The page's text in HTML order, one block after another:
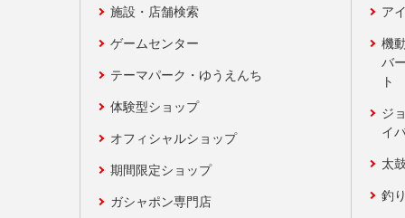
施設・店舗検索
ゲームセンター
テーマパーク・ゆうえんち
体験型ショップ
オフィシャルショップ
期間限定ショップ
ガシャポン専門店
ア
機
バ
ト
ジ
イ
太
釣